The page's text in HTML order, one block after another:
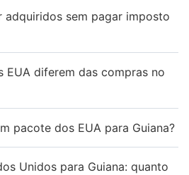
adquiridos sem pagar imposto
EUA diferem das compras no
pacote dos EUA para Guiana?
Unidos para Guiana: quanto